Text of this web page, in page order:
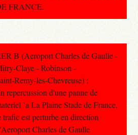
FRANCE.
B (Aeroport Charles de Gaulle -
Claye - Robinson -
Remy-les-Chevreuse) :
repercussion d'une panne de
`a La Plaine Stade de France,
trafic est perturbe en direction
Charles de Gaulle